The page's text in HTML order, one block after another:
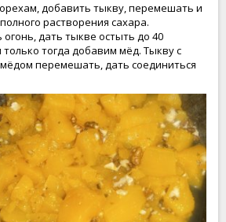
добавить тыкву, перемешать и
растворения сахара.
дать тыкве остыть до 40
только тогда добавим мёд. Тыкву с
перемешать, дать соединиться